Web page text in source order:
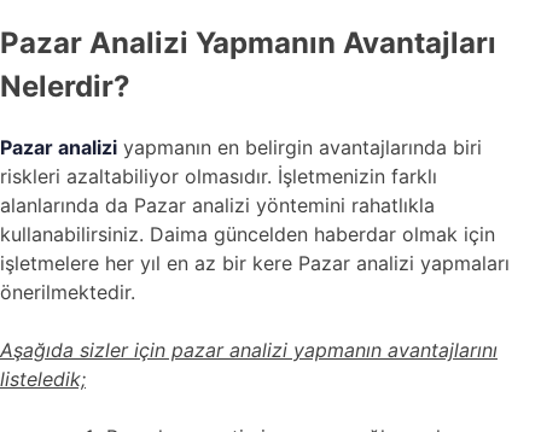
Pazar Analizi Yapmanın Avantajları
Nelerdir?
Pazar analizi yapmanın en belirgin avantajlarında biri
riskleri azaltabiliyor olmasıdır. İşletmenizin farklı
alanlarında da Pazar analizi yöntemini rahatlıkla
kullanabilirsiniz. Daima güncelden haberdar olmak için
işletmelere her yıl en az bir kere Pazar analizi yapmaları
önerilmektedir.
Aşağıda sizler için pazar analizi yapmanın avantajlarını
listeledik;